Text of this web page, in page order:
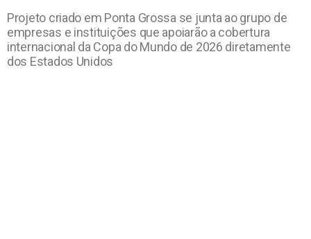
Projeto criado em Ponta Grossa se junta ao grupo de
empresas e instituições que apoiarão a cobertura
internacional da Copa do Mundo de 2026 diretamente
dos Estados Unidos